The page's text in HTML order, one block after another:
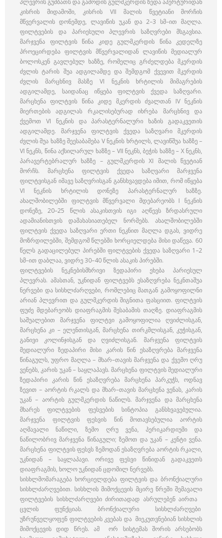
პლევრის გუმბათს და გამოდის გულმკერდის ზედა აპერტურიდან
კისრის მიდამოში, კისრის VII მალის წვეტიანი მორჩის
მწვერვალის დონემდე, ლავიწის უკან და 2–3 სმ–ით მაღლა.
ფილტვების და პარიესული პლევრის საზღვრები მსგავსია.
მარჯვენა ფილტვის წინა კიდე გულმკერდის წინა კედელზე
პროეცირდება ფილტვის მწვერვალიდან ლავიწის მედიალურ
ბოლოსკენ გავლებულ ხაზზე, რომელიც გრძელდება მკერდის
ძვლის ტარის შუა ადგილამდე და შემდგომ ქვევით მკერდის
ძვლის მარცხნივ მასზე VI ნეკნის ხრტილის მიმაგრების
ადგილამდე, საიდანაც იწყება ფილტვის ქვედა საზღვარი.
მარცხენა ფილტვის წინა კიდე მკერდის ძვალთან IV ნეკნის
მიერთების ადგილას რკალისებურად იხრება მარცხნივ და
ქვემოთ VI ნეკნის და პარასტერნალური ხაზის გადაკვეთის
ადგილამდე. მარჯვენა ფილტვის ქვედა საზღვარი მკერდის
ძვლის შუა ხაზზე შეესაბამება V ნეკნის ხრტილს, ლავიწშუა ხაზზე –
VI ნეკნს, წინა აქსილარულ ხაზზე – VII ნეკნს, ბეჭის ხაზზე – X ნეკნს,
პარავერტებრალურ ხაზზე – გულმკერდის XI მალის წვეტიან
მორჩს. მარცხენა ფილტვის ქვედა საზღვარი მარჯვენა
ფილტვისგან იმავე საზღვრისგან განსხვავდება იმით, რომ იწყება
VI ნეკნის ხრტილის დონეზე პარასტერნალურ ხაზზე.
ახალშობილებში ფილტვის მწვერვალი მდებარეობს I ნეკნის
დონეზე, 20–25 წლის ასაკისთვის იგი აღწევს ზრდასრული
ადამიანისთვის დამახასიათებელ ნორმებს. ახალშობილებში
ფილტვის ქვედა საზღვარი ერთი ნეკნით მაღლა დგას, ვიდრე
მოზრდილებში, შემდგომ წლებში ხორციელდება მისი დაწევა. 60
წელს გადაცილებულ პირებში ფილტვების ქვედა საზღვარი 1–2
სმ–ით დაბლაა, ვიდრე 30–40 წლის ასაკის პირებში.
ფილტვების ნეკნებისმხრივი ზედაპირი ეხება პარიესულ
პლევრას. ამასთან, უკნიდან ფილტვებს ესაზღვრება ნეკნთაშუა
ნერვები და სისხლძარღვები, რომლებიც მათგან გამოყოფილნი
არიან პლევრით და გულმკერდის შიგნითა ფასციით. ფილტვის
ფუძე მდებარეობს დიაფრაგმის შესაბამის თაღზე. დიაფრაგმის
საშუალებით მარჯვენა ფილტვი გამოყოფილია ღვიძლისგან,
მარცხენა კი – ელენთისგან, მარცხენა თირკმლისგან, კუჭისგან,
განივი კოლინჯისგან და ღვიძლისგან. მარჯვენა ფილტვის
მედიალური ზედაპირი მისი კარის წინ ესაზღვრება მარჯვენა
წინაგულს, უფრო მაღლა – მხარ–თავის მარჯვენა და ქვემო ღრუ
ვენებს, კარის უკან – საყლაპავს. მარცხენა ფილტვის მედიალური
ზედაპირი კარის წინ ესაზღვრება მარცხენა პარკუჭს, ოდნავ
ზევით – აორტის რკალს და მხარ–თავის მარცხენა ვენას, კარის
უკან – აორტის გულმკერდის ნაწილს. მარჯვენა და მარცხენა
მხარეს ფილტვების ფესვების სინტოპია განსხვავებულია.
მარჯვენა ფილტვის ფესვის წინ მოთავსებულია აორტის
აღმავალი ნაწილი, ზემო ღრუ ვენა, პერიკარდიუმი და
ნაწილობრივ მარჯვენა წინაგული; ზემოთ და უკან – კენტი ვენა.
მარცხენა ფილტვის ფესვს ზემოდან ესაზღვრება აორტის რკალი,
უკნიდან – საყლაპავი. ორივე ფესვი წინიდან გადაკვეთს
დიაფრაგმის, ხოლო უკნიდან ცდომილ ნერვებს.
სისხლმომარაგება ხორციელდება ფილტვის და ბრონქიალური
სისხლძარღვებით. სისხლის მიმოქცევის მცირე წრეში შემავალი
ფილტვების სისხლძარღვები ძირითადად ასრულებენ აირთა
ცვლის ფუნქციას. ბრონქიალური სისხლძარღვები
უზრუნველყოფენ ფილტვების კვებას და მიეკუთვნებიან სისხლის
მიმოქცევის დიდ წრეს. ამ ორ სისტემას შორის არსებობს